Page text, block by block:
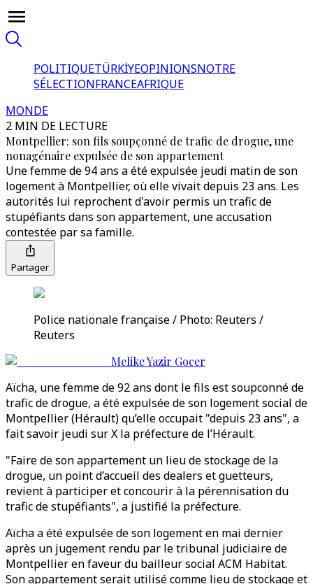
POLITIQUETÜRKİYEOPINIONSNOTRE
SÉLECTIONFRANCEAFRIQUE
MONDE
2 MIN DE LECTURE
Montpellier: son fils soupçonné de trafic de drogue, une
nonagénaire expulsée de son appartement
Une femme de 94 ans a été expulsée jeudi matin de son
logement à Montpellier, où elle vivait depuis 23 ans. Les
autorités lui reprochent d'avoir permis un trafic de
stupéfiants dans son appartement, une accusation
contestée par sa famille.
Partager
Police nationale française / Photo: Reuters /
Reuters
Melike Yazir Gocer
Aïcha, une femme de 92 ans dont le fils est soupconné de
trafic de drogue, a été expulsée de son logement social de
Montpellier (Hérault) qu’elle occupait "depuis 23 ans", a
fait savoir jeudi sur X la préfecture de l’Hérault.
"Faire de son appartement un lieu de stockage de la
drogue, un point d’accueil des dealers et guetteurs,
revient à participer et concourir à la pérennisation du
trafic de stupéfiants", a justifié la préfecture.
Aïcha a été expulsée de son logement en mai dernier
après un jugement rendu par le tribunal judiciaire de
Montpellier en faveur du bailleur social ACM Habitat.
Son appartement serait utilisé comme lieu de stockage et